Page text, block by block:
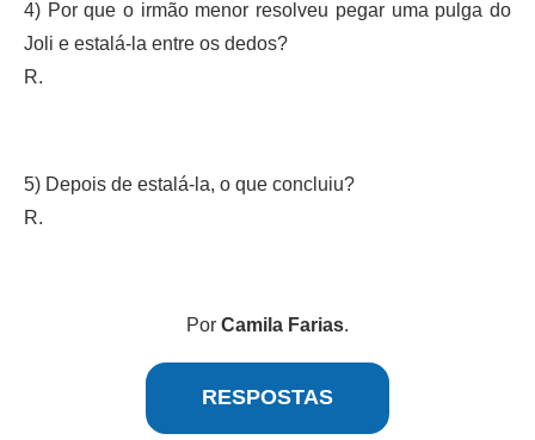
4) Por que o irmão menor resolveu pegar uma pulga do
Joli e estalá-la entre os dedos?
R.
5) Depois de estalá-la, o que concluiu?
R.
Por Camila Farias.
RESPOSTAS